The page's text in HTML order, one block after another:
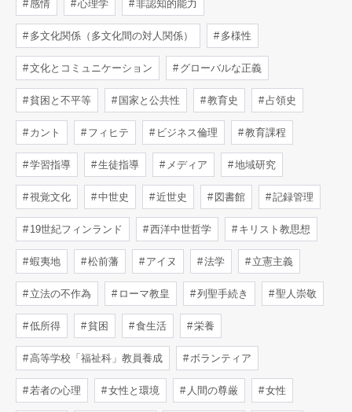
感情 心理学 非認知的能力
多文化関係（多文化間の対人関係） 多様性
文化とコミュニケーション グローバルな正義
貧困と不平等 国家と公共性 教育史 占領史
カント フィヒテ ビジネス倫理 教育課程
学習指導 生徒指導 メディア 地域研究
視覚文化 中世史 近世史 図書館 記録管理
19世紀フィンランド 西洋中世哲学 キリスト教思想
蝦夷地 松前藩 アイヌ 法学 立憲主義
立法の不作為 ローマ教皇 列聖手続き 聖人崇敬
低所得 貧困 食生活 栄養
高等学校「福祉科」教員養成 ボランティア
若者の心理 女性と環境 人間の尊厳 女性